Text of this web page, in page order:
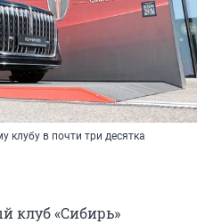
в почти три десятка
клуб «Сибирь»